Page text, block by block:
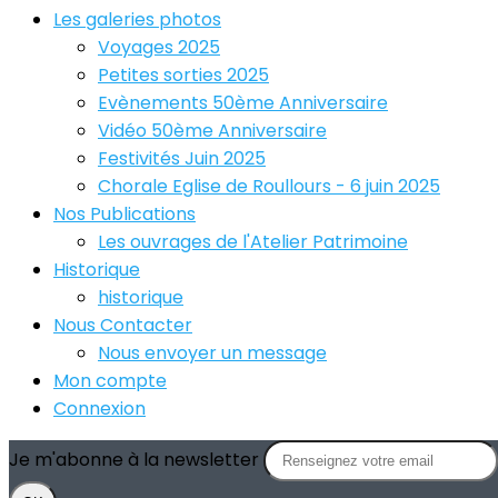
Les galeries photos
Voyages 2025
Petites sorties 2025
Evènements 50ème Anniversaire
Vidéo 50ème Anniversaire
Festivités Juin 2025
Chorale Eglise de Roullours - 6 juin 2025
Nos Publications
Les ouvrages de l'Atelier Patrimoine
Historique
historique
Nous Contacter
Nous envoyer un message
Mon compte
Connexion
Je m'abonne à la newsletter